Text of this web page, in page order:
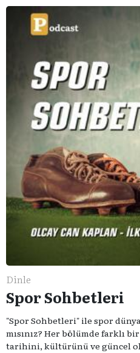
serimizde; tiyatroyu, alanının
konuşuyoruz..
Dinle
Spor Sohbetleri
"Spor Sohbetleri" ile spor
mısınız? Her bölümde farklı
tarihini, kültürünü ve güncel